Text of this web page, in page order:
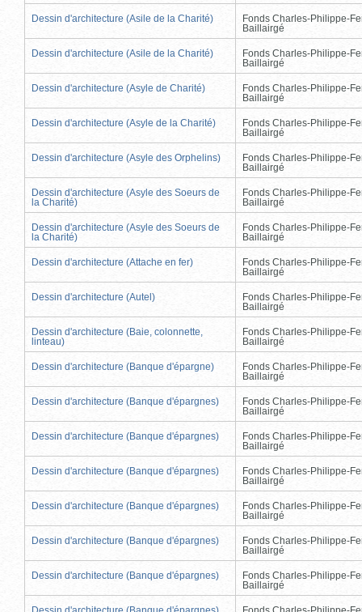
Dessin d'architecture (Asile de la Charité)
Fonds Charles-Philippe-
Baillairgé
Dessin d'architecture (Asile de la Charité)
Fonds Charles-Philippe-
Baillairgé
Dessin d'architecture (Asyle de Charité)
Fonds Charles-Philippe-
Baillairgé
Dessin d'architecture (Asyle de la Charité)
Fonds Charles-Philippe-
Baillairgé
Dessin d'architecture (Asyle des Orphelins)
Fonds Charles-Philippe-
Baillairgé
Dessin d'architecture (Asyle des Soeurs de
la Charité)
Fonds Charles-Philippe-
Baillairgé
Dessin d'architecture (Asyle des Soeurs de
la Charité)
Fonds Charles-Philippe-
Baillairgé
Dessin d'architecture (Attache en fer)
Fonds Charles-Philippe-
Baillairgé
Dessin d'architecture (Autel)
Fonds Charles-Philippe-
Baillairgé
Dessin d'architecture (Baie, colonnette,
linteau)
Fonds Charles-Philippe-
Baillairgé
Dessin d'architecture (Banque d'épargne)
Fonds Charles-Philippe-
Baillairgé
Dessin d'architecture (Banque d'épargnes)
Fonds Charles-Philippe-
Baillairgé
Dessin d'architecture (Banque d'épargnes)
Fonds Charles-Philippe-
Baillairgé
Dessin d'architecture (Banque d'épargnes)
Fonds Charles-Philippe-
Baillairgé
Dessin d'architecture (Banque d'épargnes)
Fonds Charles-Philippe-
Baillairgé
Dessin d'architecture (Banque d'épargnes)
Fonds Charles-Philippe-
Baillairgé
Dessin d'architecture (Banque d'épargnes)
Fonds Charles-Philippe-
Baillairgé